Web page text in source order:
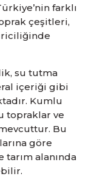
farklı
çeşitleri,
su tutma
içeriği gibi
Kumlu
topraklar ve
Bu
göre
alanında